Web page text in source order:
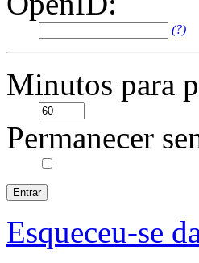
(?)
Minutos para
Permanecer
Esqueceu-se